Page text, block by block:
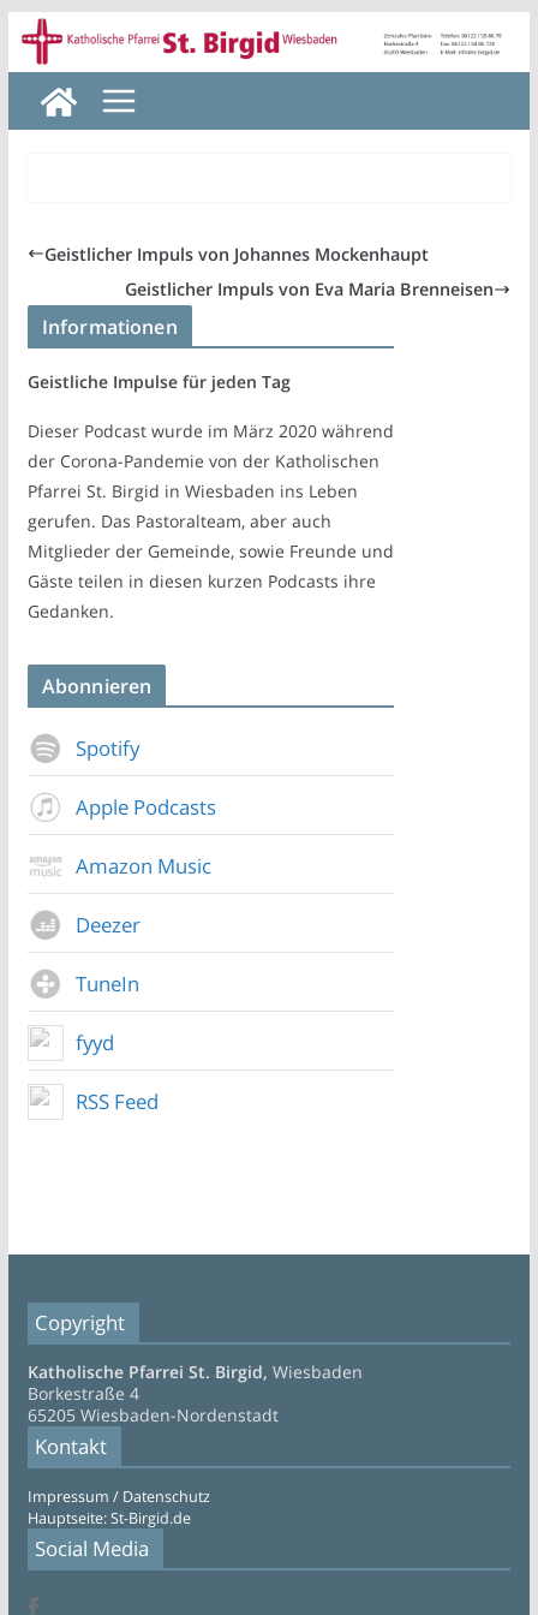
Zum
Inhalt
springen
Geistlicher Impuls von Johannes Mockenhaupt
Geistlicher Impuls von Eva Maria Brenneisen
Informationen
Geistliche Impulse für jeden Tag
Dieser Podcast wurde im März 2020 während
der Corona-Pandemie von der Katholischen
Pfarrei St. Birgid in Wiesbaden ins Leben
gerufen. Das Pastoralteam, aber auch
Mitglieder der Gemeinde, sowie Freunde und
Gäste teilen in diesen kurzen Podcasts ihre
Gedanken.
Abonnieren
Spotify
Apple Podcasts
Amazon Music
Deezer
TuneIn
fyyd
RSS Feed
Copyright
Katholische Pfarrei St. Birgid, Wiesbaden
Borkestraße 4
65205 Wiesbaden-Nordenstadt
Kontakt
Impressum / Datenschutz
Hauptseite: St-Birgid.de
Social Media